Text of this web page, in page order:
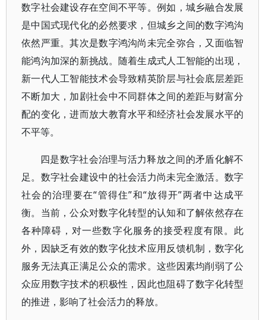
数字社会建设存在空间不平等。例如，城乡融合发展
是中国式现代化的必然要求，但城乡之间的数字鸿沟
依然严重。其次是数字鸿沟尚未完全弥合，又面临智
能鸿沟加深的新挑战。随着生成式人工智能的出现，
新一代人工智能技术会导致精英阶层与社会底层差距
不断加大，加剧社会中不同群体之间的差距与财富分
配的变化，进而放大教育水平和经济社会发展水平的
不平等。
四是数字社会治理与活力释放之间的矛盾化解不
足。数字社会建设中的社会活力尚未完全激活。数字
社会的治理要在“管得住”和“放得开”两者中达成平
衡。当前，公众对数字化转型的认知和了解依然存在
各种障碍，对一些数字化服务的接受程度有限。此
外，因缺乏有效的数字化技术应用反馈机制，数字化
服务无法真正满足公众的需求。这些因素均削弱了公
众应用数字技术的积极性，因此也阻碍了数字化转型
的推进，影响了社会活力的释放。